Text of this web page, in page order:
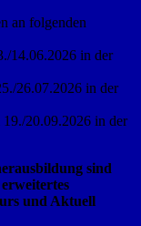
an folgenden
14.06.2026 in der
26.07.2026 in der
20.09.2026 in der
sind
und Aktuell